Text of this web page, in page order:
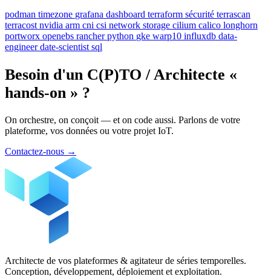
podman timezone grafana dashboard terraform sécurité terrascan
terracost nvidia arm cni csi network storage cilium calico longhorn
portworx openebs rancher python gke warp10 influxdb data-
engineer date-scientist sql
Besoin d'un C(P)TO / Architecte «
hands-on » ?
On orchestre, on conçoit — et on code aussi. Parlons de votre
plateforme, vos données ou votre projet IoT.
Contactez-nous →
Architecte de vos plateformes & agitateur de séries temporelles.
Conception, développement, déploiement et exploitation.